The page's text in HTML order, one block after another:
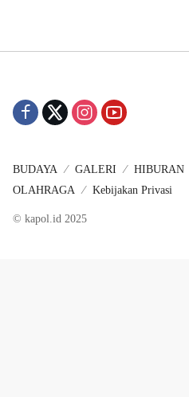
BUDAYA GALERI HIBURAN
OLAHRAGA
Kebijakan Privasi
© kapol.id 2025